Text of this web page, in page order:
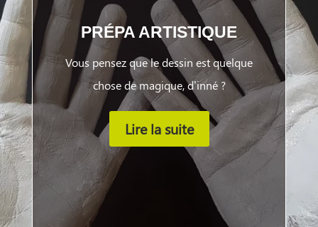
PRÉPA ARTISTIQUE
Vous pensez que le dessin est quelque
chose de magique, d’inné ?
Lire la suite